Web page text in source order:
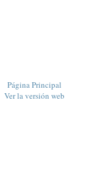
Página Principal
Ver la versión web